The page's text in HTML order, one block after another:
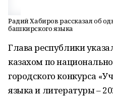
Радий Хабиров рассказал об
башкирского языка
Глава республики
казахом по
городского конкурса
языка и литературы –